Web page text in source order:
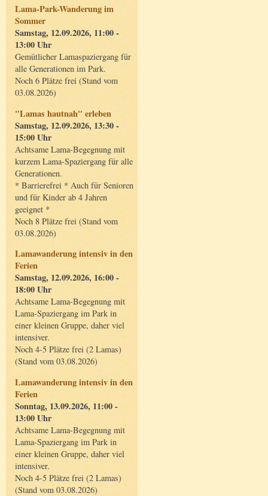
Lama-Park-Wanderung im
Sommer
Samstag, 12.09.2026, 11:00 -
13:00 Uhr
Gemütlicher Lamaspaziergang für
alle Generationen im Park.
Noch 6 Plätze frei (Stand vom
03.08.2026)
"Lamas hautnah" erleben
Samstag, 12.09.2026, 13:30 -
15:00 Uhr
Achtsame Lama-Begegnung mit
kurzem Lama-Spaziergang für alle
Generationen.
* Barrierefrei * Auch für Senioren
und für Kinder ab 4 Jahren
geeignet *
Noch 8 Plätze frei (Stand vom
03.08.2026)
Lamawanderung intensiv in den
Ferien
Samstag, 12.09.2026, 16:00 -
18:00 Uhr
Achtsame Lama-Begegnung mit
Lama-Spaziergang im Park in
einer kleinen Gruppe, daher viel
intensiver.
Noch 4-5 Plätze frei (2 Lamas)
(Stand vom 03.08.2026)
Lamawanderung intensiv in den
Ferien
Sonntag, 13.09.2026, 11:00 -
13:00 Uhr
Achtsame Lama-Begegnung mit
Lama-Spaziergang im Park in
einer kleinen Gruppe, daher viel
intensiver.
Noch 4-5 Plätze frei (2 Lamas)
(Stand vom 03.08.2026)